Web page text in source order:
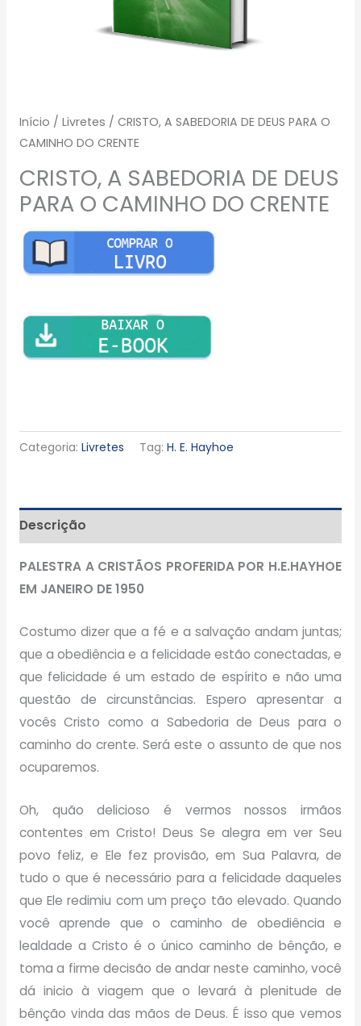
Início / Livretes / CRISTO, A SABEDORIA DE DEUS PARA O
CAMINHO DO CRENTE
CRISTO, A SABEDORIA DE DEUS
PARA O CAMINHO DO CRENTE
Categoria: Livretes Tag: H. E. Hayhoe
Descrição
PALESTRA A CRISTÃOS PROFERIDA POR H.E.HAYHOE
EM JANEIRO DE 1950
Costumo dizer que a fé e a salvação andam juntas;
que a obediência e a felicidade estão conectadas, e
que felicidade é um estado de espírito e não uma
questão de circunstâncias. Espero apresentar a
vocês Cristo como a Sabedoria de Deus para o
caminho do crente. Será este o assunto de que nos
ocuparemos.
Oh, quão delicioso é vermos nossos irmãos
contentes em Cristo! Deus Se alegra em ver Seu
povo feliz, e Ele fez provisão, em Sua Palavra, de
tudo o que é necessário para a felicidade daqueles
que Ele redimiu com um preço tão elevado. Quando
você aprende que o caminho de obediência e
lealdade a Cristo é o único caminho de bênção, e
toma a firme decisão de andar neste caminho, você
dá inicio à viagem que o levará à plenitude de
bênção vinda das mãos de Deus. É isso que vemos